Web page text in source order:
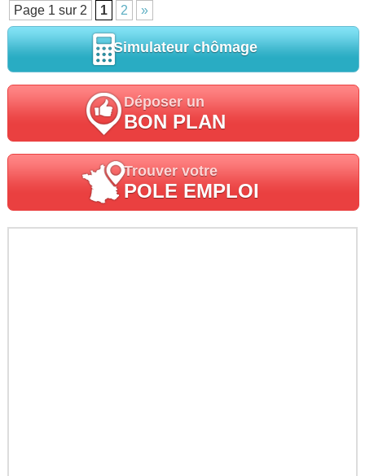
Page 1 sur 2 1 2 »
Simulateur chômage
Déposer un
BON PLAN
Trouver votre
POLE EMPLOI